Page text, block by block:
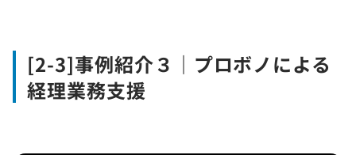
[2-3]事例紹介３｜プロボノによる
経理業務支援